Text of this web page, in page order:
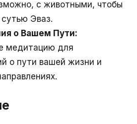
с животными, чтобы
сутью Эваз.
о Вашем Пути:
медитацию для
о пути вашей жизни и